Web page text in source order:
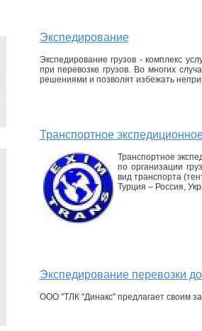
Экспедирование
Экспедирование грузов - комплекс
при перевозке грузов. Во многих
решениями и позволят избежать
Транспортное
Транспортное
по организации
вид транспорта
Турция – Россия,
Экспедирование перевозки
ООО "ТЛК "Динакс" предлагает своим